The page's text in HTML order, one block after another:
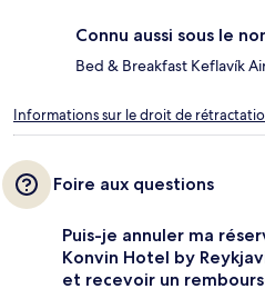
Connu aussi sous le
Bed & Breakfast Keflavík
Informations sur le droit de
Foire aux questions
Puis-je annuler ma
Konvin Hotel by
et recevoir un